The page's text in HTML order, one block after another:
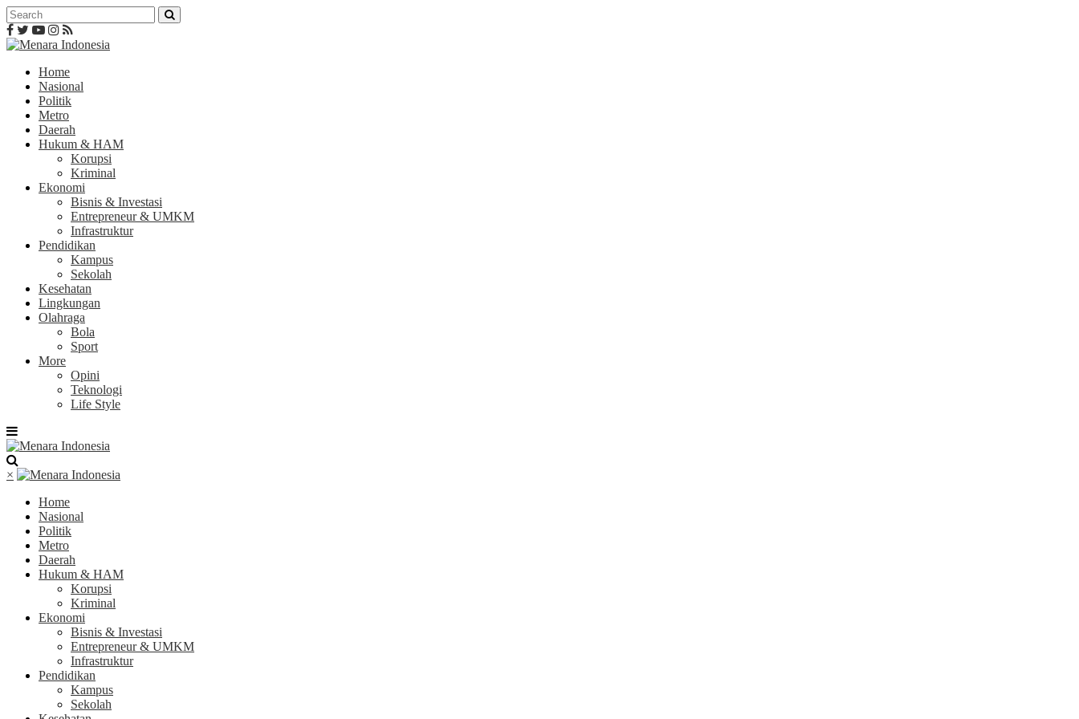
Home
Nasional
Politik
Metro
Daerah
Hukum & HAM
Korupsi
Kriminal
Ekonomi
Bisnis & Investasi
Entrepreneur & UMKM
Infrastruktur
Pendidikan
Kampus
Sekolah
Kesehatan
Lingkungan
Olahraga
Bola
Sport
More
Opini
Teknologi
Life Style
×
Home
Nasional
Politik
Metro
Daerah
Hukum & HAM
Korupsi
Kriminal
Ekonomi
Bisnis & Investasi
Entrepreneur & UMKM
Infrastruktur
Pendidikan
Kampus
Sekolah